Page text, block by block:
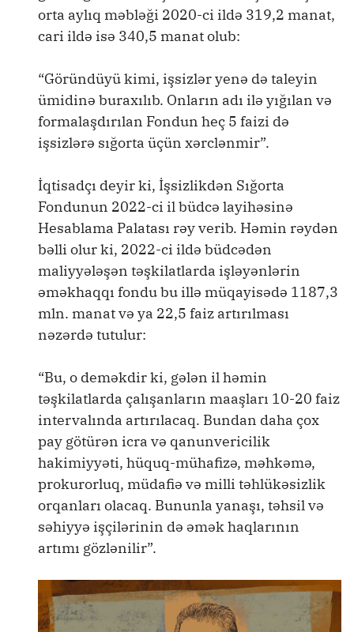
orta aylıq məbləği 2020-ci ildə 319,2 manat,
cari ildə isə 340,5 manat olub:
“Göründüyü kimi, işsizlər yenə də taleyin
ümidinə buraxılıb. Onların adı ilə yığılan və
formalaşdırılan Fondun heç 5 faizi də
işsizlərə sığorta üçün xərclənmir”.
İqtisadçı deyir ki, İşsizlikdən Sığorta
Fondunun 2022-ci il büdcə layihəsinə
Hesablama Palatası rəy verib. Həmin rəydən
bəlli olur ki, 2022-ci ildə büdcədən
maliyyələşən təşkilatlarda işləyənlərin
əməkhaqqı fondu bu illə müqayisədə 1187,3
mln. manat və ya 22,5 faiz artırılması
nəzərdə tutulur:
“Bu, o deməkdir ki, gələn il həmin
təşkilatlarda çalışanların maaşları 10-20 faiz
intervalında artırılacaq. Bundan daha çox
pay götürən icra və qanunvericilik
hakimiyyəti, hüquq-mühafizə, məhkəmə,
prokurorluq, müdafiə və milli təhlükəsizlik
orqanları olacaq. Bununla yanaşı, təhsil və
səhiyyə işçilərinin də əmək haqlarının
artımı gözlənilir”.